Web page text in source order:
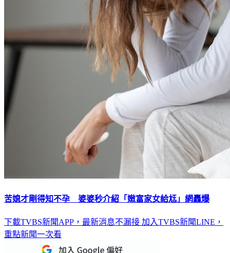
苦媳才剛得知不孕 婆婆秒介紹「嫩富家女給尪」網轟爆
下載TVBS新聞APP，最新消息不漏接 加入TVBS新聞LINE，
重點新聞一次看